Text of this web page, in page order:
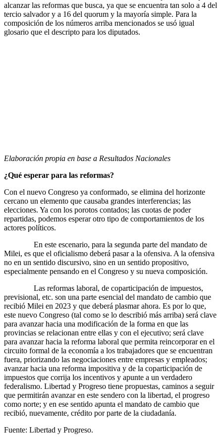
alcanzar las reformas que busca, ya que se encuentra tan solo a 4 del
tercio salvador y a 16 del quorum y la mayoría simple. Para la
composición de los números arriba mencionados se usó igual
glosario que el descripto para los diputados.
Elaboración propia en base a Resultados Nacionales
¿Qué esperar para las reformas?
Con el nuevo Congreso ya conformado, se elimina del horizonte
cercano un elemento que causaba grandes interferencias; las
elecciones. Ya con los porotos contados; las cuotas de poder
repartidas, podemos esperar otro tipo de comportamientos de los
actores políticos.
En este escenario, para la segunda parte del mandato de
Milei, es que el oficialismo deberá pasar a la ofensiva. A la ofensiva
no en un sentido discursivo, sino en un sentido propositivo,
especialmente pensando en el Congreso y su nueva composición.
Las reformas laboral, de coparticipación de impuestos,
previsional, etc. son una parte esencial del mandato de cambio que
recibió Milei en 2023 y que deberá plasmar ahora. Es por lo que,
este nuevo Congreso (tal como se lo describió más arriba) será clave
para avanzar hacia una modificación de la forma en que las
provincias se relacionan entre ellas y con el ejecutivo; será clave
para avanzar hacia la reforma laboral que permita reincorporar en el
circuito formal de la economía a los trabajadores que se encuentran
fuera, priorizando las negociaciones entre empresas y empleados;
avanzar hacia una reforma impositiva y de la coparticipación de
impuestos que corrija los incentivos y apunte a un verdadero
federalismo. Libertad y Progreso tiene propuestas, caminos a seguir
que permitirán avanzar en este sendero con la libertad, el progreso
como norte; y en ese sentido apunta el mandato de cambio que
recibió, nuevamente, crédito por parte de la ciudadanía.
Fuente: Libertad y Progreso.